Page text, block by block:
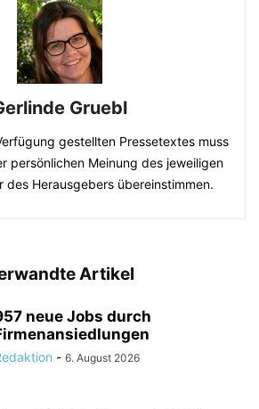
Gruebl
gestellten Pressetextes muss
persönlichen Meinung des jeweiligen
des Herausgebers übereinstimmen.
Artikel
neue Jobs durch
- 6. August 2026